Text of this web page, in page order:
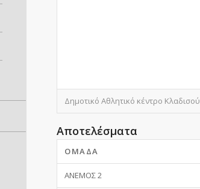
Δημοτικό Αθλητικό κέντρο Κλαδισού
Αποτελέσματα
ΟΜΆΔΑ
ΑΝΕΜΟΣ 2